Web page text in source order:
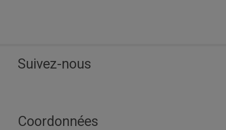
Suivez-nous
Coordonnées